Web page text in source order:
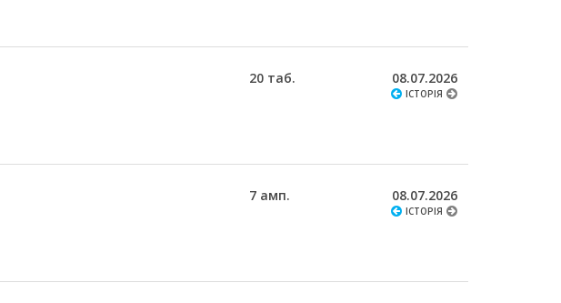
20 таб. 08.07.2026
ІСТОРІЯ
7 амп. 08.07.2026
ІСТОРІЯ